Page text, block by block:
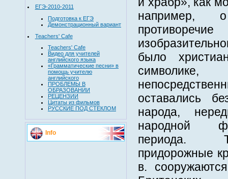
ЕГЭ-2010-2011
Подготовка к ЕГЭ
Демонстрационный вариант
Teachers' Cafe
Teachers' Cafe
Видео для учителей
английского языка
«Грамматические песни» в
помощь учителю
английского
ПРОБЛЕМЫ В
ОБРАЗОВАНИИ
РЕЦЕНЗИИ
Цитаты из фильмов
РУССКИЕ ПОД СТЕКЛОМ
Info
например,
было
оставались
народа,
народной
периода.
придорожные
в.